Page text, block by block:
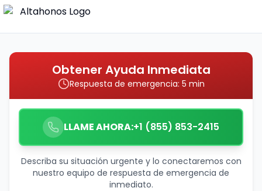
Obtener Ayuda Inmediata
Respuesta de emergencia: 5 min
LLAME AHORA:+1 (855) 853-2415
Describa su situación urgente y lo conectaremos con
nuestro equipo de respuesta de emergencia de
inmediato.